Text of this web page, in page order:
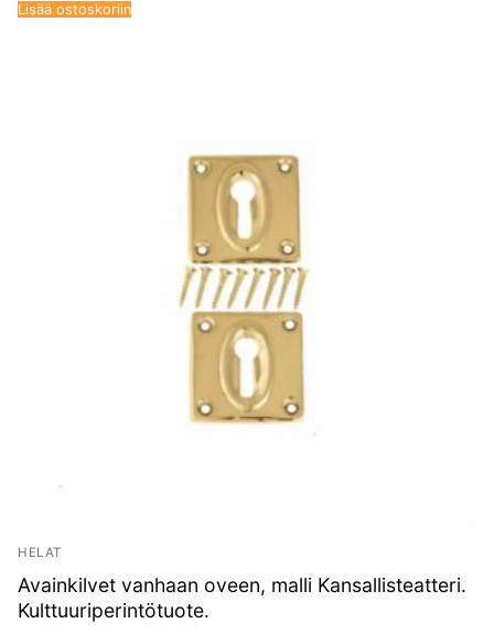
Lisää ostoskoriin
HELAT
Avainkilvet vanhaan oveen, malli Kansallisteatteri.
Kulttuuriperintötuote.